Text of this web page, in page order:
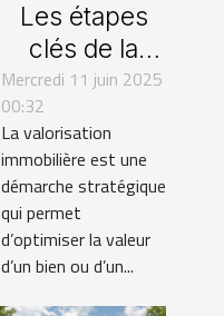
Les étapes
clés de la
valorisation
immobilière
par un
promoteur
Mercredi 11 juin 2025
00:32
La valorisation
immobilière est une
démarche stratégique
qui permet
d’optimiser la valeur
d’un bien ou d’un...